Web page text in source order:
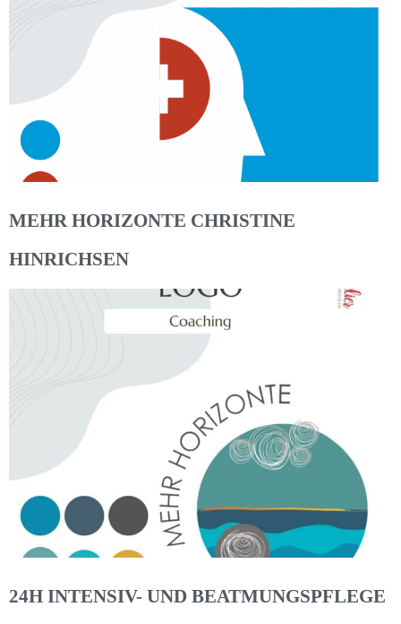
MEHR HORIZONTE CHRISTINE
HINRICHSEN
24H INTENSIV- UND BEATMUNGSPFLEGE